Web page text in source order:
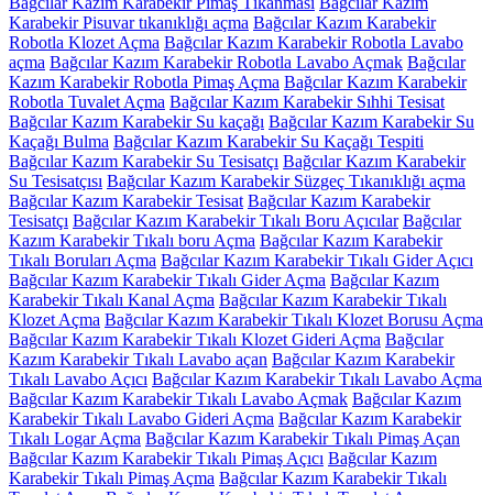
Karabekir Pisuvar tıkanıklığı açma Bağcılar Kazım Karabekir
Robotla Klozet Açma Bağcılar Kazım Karabekir Robotla Lavabo
açma Bağcılar Kazım Karabekir Robotla Lavabo Açmak Bağcılar
Kazım Karabekir Robotla Pimaş Açma Bağcılar Kazım Karabekir
Robotla Tuvalet Açma Bağcılar Kazım Karabekir Sıhhi Tesisat
Bağcılar Kazım Karabekir Su kaçağı Bağcılar Kazım Karabekir Su
Kaçağı Bulma Bağcılar Kazım Karabekir Su Kaçağı Tespiti
Bağcılar Kazım Karabekir Su Tesisatçı Bağcılar Kazım Karabekir
Su Tesisatçısı Bağcılar Kazım Karabekir Süzgeç Tıkanıklığı açma
Bağcılar Kazım Karabekir Tesisat Bağcılar Kazım Karabekir
Tesisatçı Bağcılar Kazım Karabekir Tıkalı Boru Açıcılar Bağcılar
Kazım Karabekir Tıkalı boru Açma Bağcılar Kazım Karabekir
Tıkalı Boruları Açma Bağcılar Kazım Karabekir Tıkalı Gider Açıcı
Bağcılar Kazım Karabekir Tıkalı Gider Açma Bağcılar Kazım
Karabekir Tıkalı Kanal Açma Bağcılar Kazım Karabekir Tıkalı
Klozet Açma Bağcılar Kazım Karabekir Tıkalı Klozet Borusu Açma
Bağcılar Kazım Karabekir Tıkalı Klozet Gideri Açma Bağcılar
Kazım Karabekir Tıkalı Lavabo açan Bağcılar Kazım Karabekir
Tıkalı Lavabo Açıcı Bağcılar Kazım Karabekir Tıkalı Lavabo Açma
Bağcılar Kazım Karabekir Tıkalı Lavabo Açmak Bağcılar Kazım
Karabekir Tıkalı Lavabo Gideri Açma Bağcılar Kazım Karabekir
Tıkalı Logar Açma Bağcılar Kazım Karabekir Tıkalı Pimaş Açan
Bağcılar Kazım Karabekir Tıkalı Pimaş Açıcı Bağcılar Kazım
Karabekir Tıkalı Pimaş Açma Bağcılar Kazım Karabekir Tıkalı